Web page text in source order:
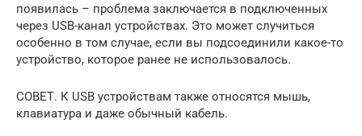
появилась – проблема заключается в подключенных
через USB-канал устройствах. Это может случиться
особенно в том случае, если вы подсоединили какое-то
устройство, которое ранее не использовалось.
СОВЕТ. К USB устройствам также относятся мышь,
клавиатура и даже обычный кабель.